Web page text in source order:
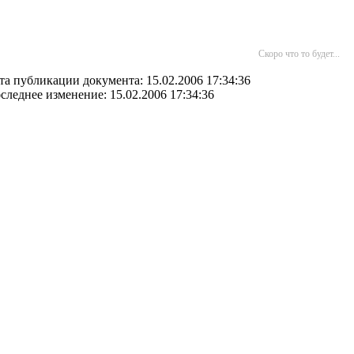
Скоро что то будет...
публикации документа: 15.02.2006 17:34:36
изменение: 15.02.2006 17:34:36